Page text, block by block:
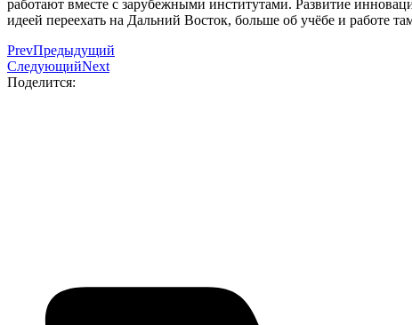
работают вместе с зарубежными институтами. Развитие
идеей переехать на Дальний Восток, больше об учёбе и работе
PrevПредыдущий
СледующийNext
Поделится: